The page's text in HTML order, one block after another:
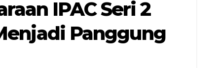
IPAC Seri 2
Panggung